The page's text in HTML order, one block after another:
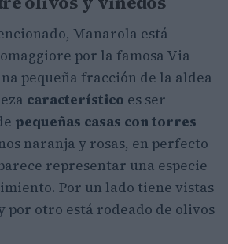
Manarola está
por la famosa Via
pequeña fracción de la aldea
característico es ser
pequeñas casas con torres
naranja y rosas, en perfecto
representar una especie
Por un lado tiene vistas
por otro está rodeado de olivos